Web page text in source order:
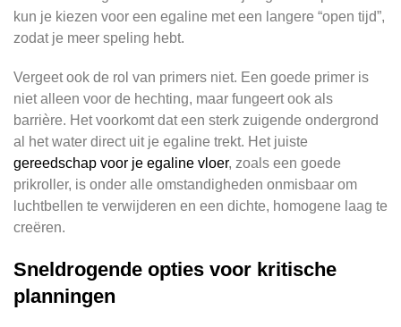
kun je kiezen voor een egaline met een langere “open tijd”,
zodat je meer speling hebt.
Vergeet ook de rol van primers niet. Een goede primer is
niet alleen voor de hechting, maar fungeert ook als
barrière. Het voorkomt dat een sterk zuigende ondergrond
al het water direct uit je egaline trekt. Het juiste
gereedschap voor je egaline vloer, zoals een goede
prikroller, is onder alle omstandigheden onmisbaar om
luchtbellen te verwijderen en een dichte, homogene laag te
creëren.
Sneldrogende opties voor kritische
planningen